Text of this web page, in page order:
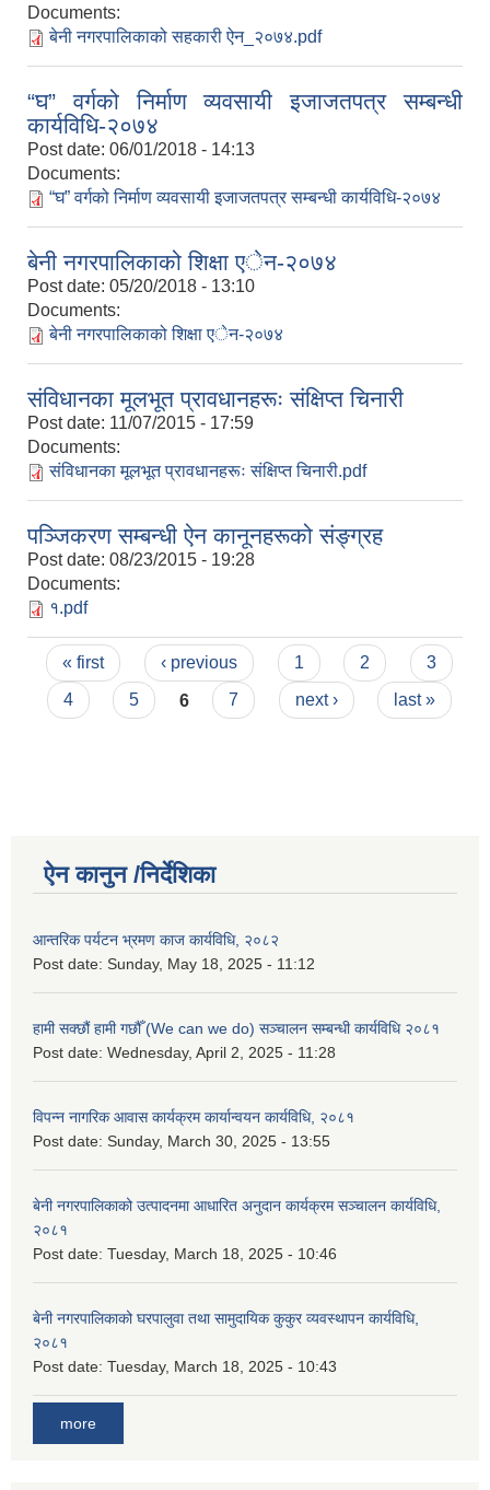
Documents:
बेनी नगरपालिकाको सहकारी ऐन_२०७४.pdf
“घ” वर्गको निर्माण व्यवसायी इजाजतपत्र सम्बन्धी
कार्यविधि-२०७४
Post date: 06/01/2018 - 14:13
Documents:
“घ” वर्गको निर्माण व्यवसायी इजाजतपत्र सम्बन्धी कार्यविधि-२०७४
बेनी नगरपालिकाको शिक्षा एेन-२०७४
Post date: 05/20/2018 - 13:10
Documents:
बेनी नगरपालिकाको शिक्षा एेन-२०७४
संविधानका मूलभूत प्रावधानहरूः संक्षिप्त चिनारी
Post date: 11/07/2015 - 17:59
Documents:
संविधानका मूलभूत प्रावधानहरूः संक्षिप्त चिनारी.pdf
पञ्जिकरण सम्बन्धी ऐन कानूनहरूको संङ्ग्रह
Post date: 08/23/2015 - 19:28
Documents:
१.pdf
Pages
« first ‹ previous 1 2
3
4
5 6 7 next › last »
ऐन कानुन /निर्देशिका
आन्तरिक पर्यटन भ्रमण काज कार्यविधि, २०८२
Post date: Sunday, May 18, 2025 - 11:12
हामी सक्छौं हामी गछौँ (We can we do) सञ्चालन सम्बन्धी कार्यविधि २०८१
Post date: Wednesday, April 2, 2025 - 11:28
विपन्न नागरिक आवास कार्यक्रम कार्यान्वयन कार्यविधि, २०८१
Post date: Sunday, March 30, 2025 - 13:55
बेनी नगरपालिकाको उत्पादनमा आधारित अनुदान कार्यक्रम सञ्‍चालन कार्यविधि,
२०८१
Post date: Tuesday, March 18, 2025 - 10:46
बेनी नगरपालिकाको घरपालुवा तथा सामुदायिक कुकुर व्यवस्थापन कार्यविधि,
२०८१
Post date: Tuesday, March 18, 2025 - 10:43
more